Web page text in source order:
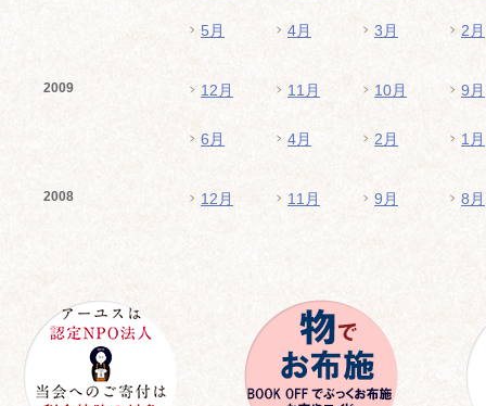
5月 4月 3月 2月
2009 12月 11月 10月 9月
6月 4月 2月 1月
2008 12月 11月 9月 8月